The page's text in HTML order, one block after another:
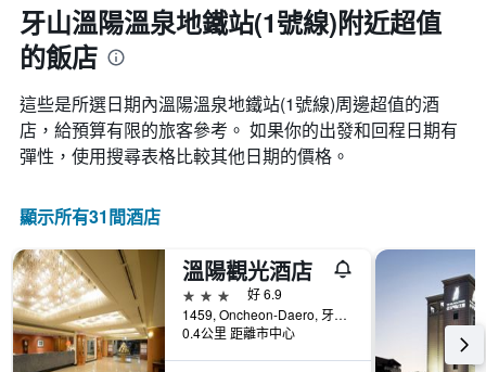
牙山溫陽溫泉地鐵站(1號線)附近超值
的飯店
這些是所選日期內溫陽溫泉地鐵站(1號線)​周邊超值的​酒
店，給預算有限的旅客參考。 如果你的出發和回程日期有
彈性，使用搜尋表格比較其他日期的價格。
顯示所有31間酒店
溫陽觀光酒店
3星級
好 6.9
1459, Oncheon-Daero, 牙山, 韓國
0.4公里 距離市中心